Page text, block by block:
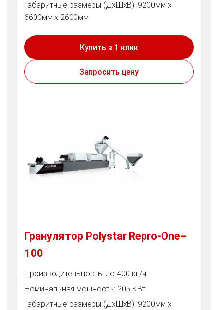
Габаритные размеры (ДхШхВ): 9200мм х
6600мм х 2600мм
Купить в 1 клик
Запросить цену
Гранулятор Polystar Repro-One–
100
Производительность: до 400 кг/ч
Номинальная мощность: 205 КВт
Габаритные размеры (ДхШхВ): 9200мм х